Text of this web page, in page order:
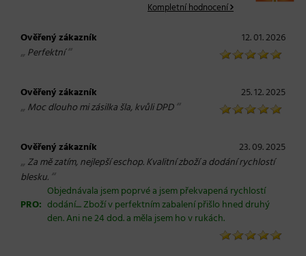
Kompletní hodnocení
Ověřený zákazník 12. 01. 2026
„ Perfektní“
Ověřený zákazník 25. 12. 2025
„ Moc dlouho mi zásilka šla, kvůli DPD“
Ověřený zákazník 23. 09. 2025
„ Za mě zatím, nejlepší eschop. Kvalitní zboží a dodání rychlostí
blesku. “
PRO:
Objednávala jsem poprvé a jsem překvapená rychlostí
dodání.... Zboží v perfektním zabalení přišlo hned druhý
den. Ani ne 24 dod. a měla jsem ho v rukách.